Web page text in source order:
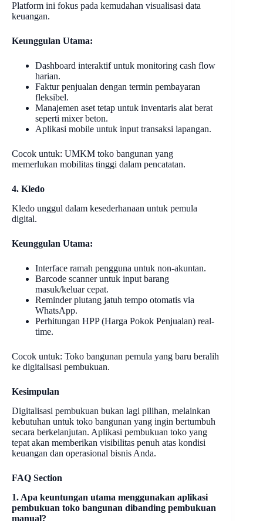
Platform ini fokus pada kemudahan visualisasi data
keuangan.
Keunggulan Utama:
Dashboard interaktif untuk monitoring cash flow
harian.
Faktur penjualan dengan termin pembayaran
fleksibel.
Manajemen aset tetap untuk inventaris alat berat
seperti mixer beton.
Aplikasi mobile untuk input transaksi lapangan.
Cocok untuk: UMKM toko bangunan yang
memerlukan mobilitas tinggi dalam pencatatan.
4. Kledo
Kledo unggul dalam kesederhanaan untuk pemula
digital.
Keunggulan Utama:
Interface ramah pengguna untuk non-akuntan.
Barcode scanner untuk input barang
masuk/keluar cepat.
Reminder piutang jatuh tempo otomatis via
WhatsApp.
Perhitungan HPP (Harga Pokok Penjualan) real-
time.
Cocok untuk: Toko bangunan pemula yang baru beralih
ke digitalisasi pembukuan.
Kesimpulan
Digitalisasi pembukuan bukan lagi pilihan, melainkan
kebutuhan untuk toko bangunan yang ingin bertumbuh
secara berkelanjutan. Aplikasi pembukuan toko yang
tepat akan memberikan visibilitas penuh atas kondisi
keuangan dan operasional bisnis Anda.
FAQ Section
1. Apa keuntungan utama menggunakan aplikasi
pembukuan toko bangunan dibanding pembukuan
manual?